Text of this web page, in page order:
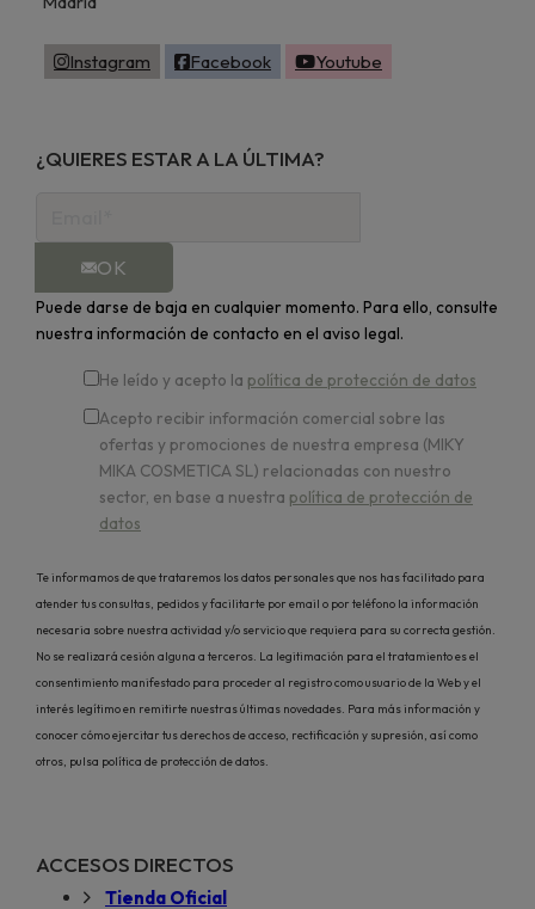
Instagram Facebook Youtube
¿QUIERES ESTAR A LA ÚLTIMA?
OK
Puede darse de baja en cualquier momento. Para ello, consulte
nuestra información de contacto en el aviso legal.
He leído y acepto la política de protección de datos
Acepto recibir información comercial sobre las
ofertas y promociones de nuestra empresa (MIKY
MIKA COSMETICA SL) relacionadas con nuestro
sector, en base a nuestra política de protección de
datos
Te informamos de que trataremos los datos personales que nos has facilitado para
atender tus consultas, pedidos y facilitarte por email o por teléfono la información
necesaria sobre nuestra actividad y/o servicio que requiera para su correcta gestión.
No se realizará cesión alguna a terceros. La legitimación para el tratamiento es el
consentimiento manifestado para proceder al registro como usuario de la Web y el
interés legítimo en remitirte nuestras últimas novedades. Para más información y
conocer cómo ejercitar tus derechos de acceso, rectificación y supresión, así como
otros, pulsa política de protección de datos.
ACCESOS DIRECTOS
Tienda Oficial